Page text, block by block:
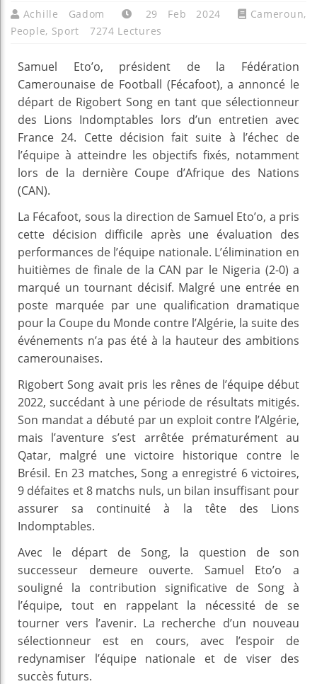
Achille Gadom 29 Feb 2024 Cameroun,
People, Sport 7274 Lectures
Samuel Eto’o, président de la Fédération
Camerounaise de Football (Fécafoot), a annoncé le
départ de Rigobert Song en tant que sélectionneur
des Lions Indomptables lors d’un entretien avec
France 24. Cette décision fait suite à l’échec de
l’équipe à atteindre les objectifs fixés, notamment
lors de la dernière Coupe d’Afrique des Nations
(CAN).
La Fécafoot, sous la direction de Samuel Eto’o, a pris
cette décision difficile après une évaluation des
performances de l’équipe nationale. L’élimination en
huitièmes de finale de la CAN par le Nigeria (2-0) a
marqué un tournant décisif. Malgré une entrée en
poste marquée par une qualification dramatique
pour la Coupe du Monde contre l’Algérie, la suite des
événements n’a pas été à la hauteur des ambitions
camerounaises.
Rigobert Song avait pris les rênes de l’équipe début
2022, succédant à une période de résultats mitigés.
Son mandat a débuté par un exploit contre l’Algérie,
mais l’aventure s’est arrêtée prématurément au
Qatar, malgré une victoire historique contre le
Brésil. En 23 matches, Song a enregistré 6 victoires,
9 défaites et 8 matchs nuls, un bilan insuffisant pour
assurer sa continuité à la tête des Lions
Indomptables.
Avec le départ de Song, la question de son
successeur demeure ouverte. Samuel Eto’o a
souligné la contribution significative de Song à
l’équipe, tout en rappelant la nécessité de se
tourner vers l’avenir. La recherche d’un nouveau
sélectionneur est en cours, avec l’espoir de
redynamiser l’équipe nationale et de viser des
succès futurs.